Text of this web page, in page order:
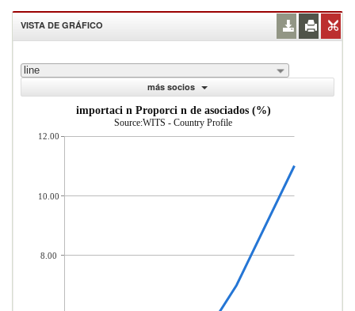
VISTA DE GRÁFICO
line
más socios
importaci n Proporci n de asociados (%)
Source:WITS - Country Profile
12.00
10.00
8.00